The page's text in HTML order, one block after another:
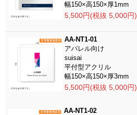
幅150×高150×厚1mm
5,500円(税抜 5,000円)
AA-NT1-01
アパレル向け
suisai
平付型アクリル
幅150×高150×厚3mm
5,500円(税抜 5,000円)
AA-NT1-02